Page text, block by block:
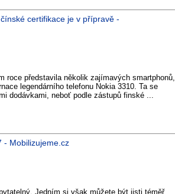
certifikace je v přípravě -
roce představila několik zajímavých smartphonů,
legendárního telefonu Nokia 3310. Ta se
dodávkami, neboť podle zástupů finské ...
- Mobilizujeme.cz
Jedním si však můžete být jisti téměř